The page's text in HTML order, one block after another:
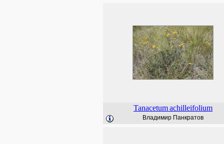
Tanacetumachilleifolium
Владимир Панкратов